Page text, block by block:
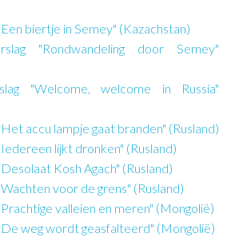
biertje in Semey" (Kazachstan)
"Rondwandeling door Semey"
"Welcome, welcome in Russia"
accu lampje gaat branden" (Rusland)
lijkt dronken" (Rusland)
Kosh Agach" (Rusland)
voor de grens" (Rusland)
valleien en meren" (Mongolië)
weg wordt geasfalteerd" (Mongolië)